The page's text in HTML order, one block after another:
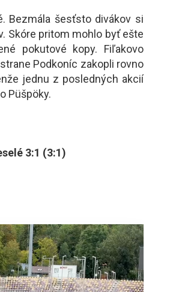
Bezmála šesťsto divákov si
Skóre pritom mohlo byť ešte
pokutové kopy. Fiľakovo
Podkoníc zakopli rovno
jednu z posledných akcií
Püšpöky.
3:1 (3:1)